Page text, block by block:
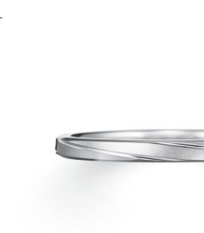
店舗一覧
ご来店予約について